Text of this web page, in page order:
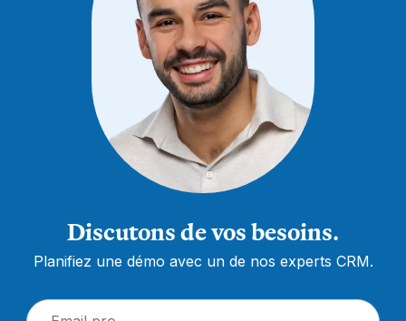
Discutons de vos besoins.
Planifiez une démo avec un de nos experts CRM.